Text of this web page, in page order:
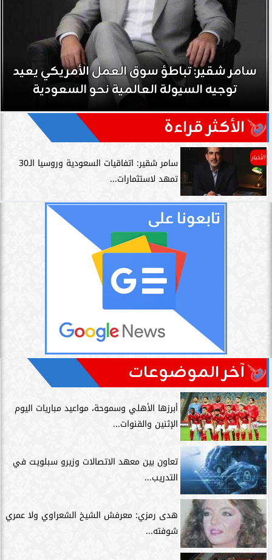
سامر شقير: تباطؤ سوق العمل الأمريكي يعيد
توجيه السيولة العالمية نحو السعودية
الأكثر قراءة
الأخبار
سامر شقير: اتفاقيات السعودية وروسيا الـ30
تمهد لاستثمارات...
آخر الموضوعات
أبرزها الأهلي وسموحة، مواعيد مباريات اليوم
الإثنين والقنوات...
تعاون بين معهد الاتصالات وزيرو سبلويت في
التدريب...
هدى رمزي: معرفش الشيخ الشعراوي ولا عمري
شوفته...